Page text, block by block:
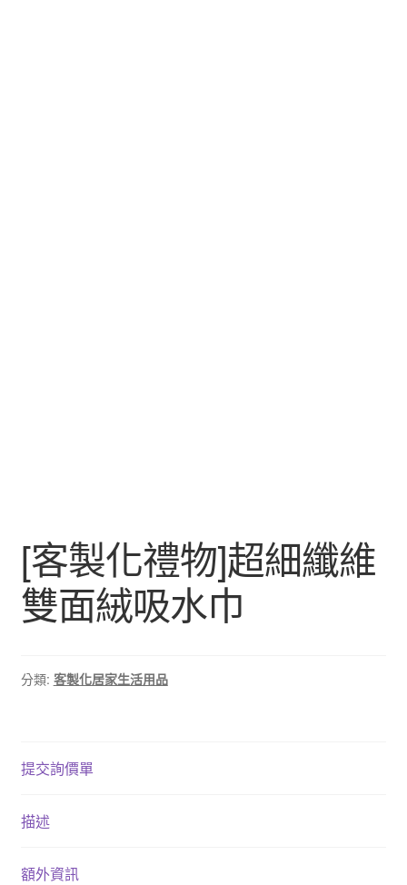
[客製化禮物]超細纖維
雙面絨吸水巾
分類: 客製化居家生活用品
提交詢價單
描述
額外資訊